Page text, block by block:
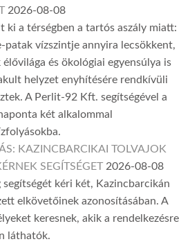
2026-08-08
ki a térségben a tartós aszály miatt:
patak vízszintje annyira lecsökkent,
és ökológiai egyensúlya is
helyzet enyhítésére rendkívüli
A Perlit-92 Kft. segítségével a
két alkalommal
KAZINCBARCIKAI TOLVAJOK
SEGÍTSÉGET 2026-08-08
segítségét kéri két, Kazincbarcikán
elkövetőinek azonosításában. A
keresnek, akik a rendelkezésre
láthatók.